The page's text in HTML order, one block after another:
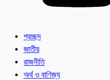
প্রচ্ছদ
জাতীয়
রাজনীতি
অর্থ ও বাণিজ্য